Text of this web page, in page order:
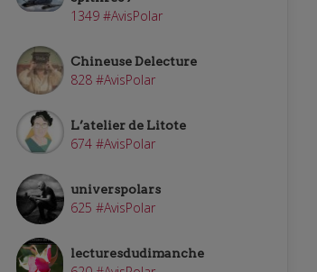
1349 #AvisPolar
Chineuse Delecture
828 #AvisPolar
L’atelier de Litote
674 #AvisPolar
universpolars
625 #AvisPolar
lecturesdudimanche